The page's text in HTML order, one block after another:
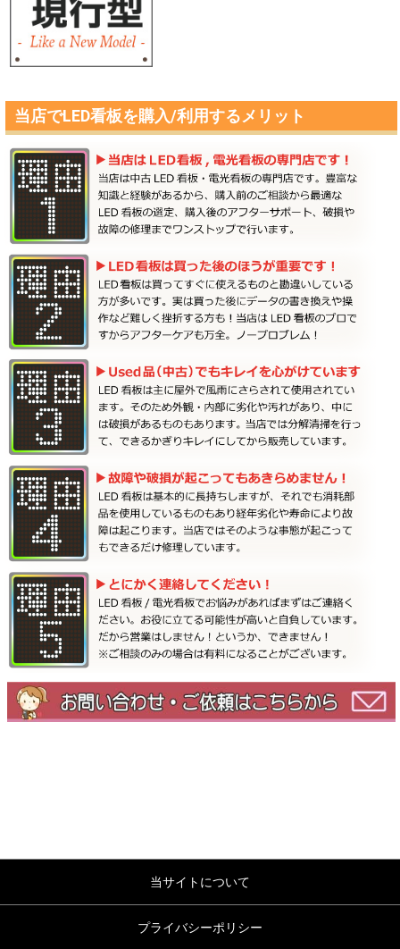
当店でLED看板を購入/利用するメリット
当サイトについて
プライバシーポリシー